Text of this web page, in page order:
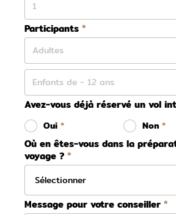
Participants
Avez-vous déjà réservé un vol
Oui Non
Où en êtes-vous dans la
voyage ?
Message pour votre conseiller